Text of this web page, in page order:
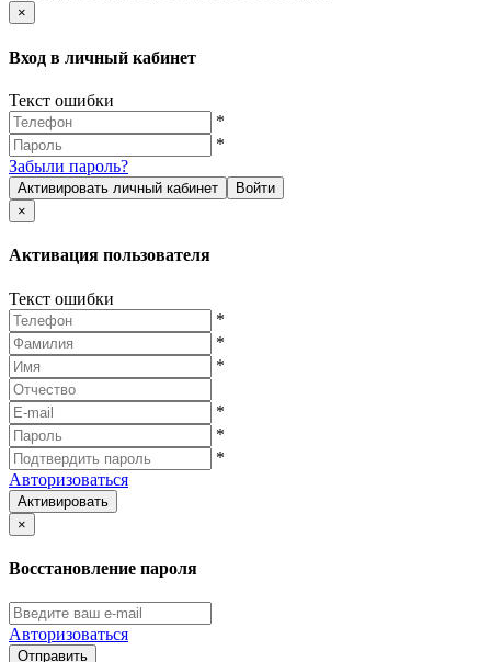
×
Вход в личный кабинет
Текст ошибки
*
*
Забыли пароль?
Активировать личный кабинет
Войти
×
Активация пользователя
Текст ошибки
*
*
*
*
*
*
Авторизоваться
Активировать
×
Восстановление пароля
Авторизоваться
Отправить